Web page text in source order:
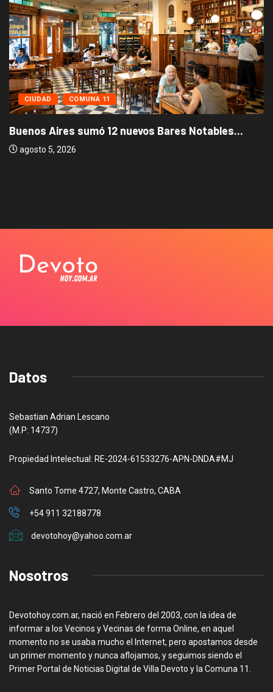
CIUDAD COMUNA 11
Buenos Aires sumó 12 nuevos Bares Notables...
agosto 5, 2026
Datos
Sebastian Adrian Lescano
(M.P: 14737)
Propiedad Intelectual: RE-2024-61533276-APN-DNDA#MJ
Santo Tome 4727, Monte Castro, CABA
+54 911 32188778
devotohoy@yahoo.com.ar
Nosotros
Devotohoy.com.ar, nació en Febrero del 2003, con la idea de
informar a los Vecinos y Vecinas de forma Online, en aquel
momento no se usaba mucho el Internet, pero apostamos desde
un primer momento y nunca aflojamos, y seguimos siendo el
Primer Portal de Noticias Digital de Villa Devoto y la Comuna 11.